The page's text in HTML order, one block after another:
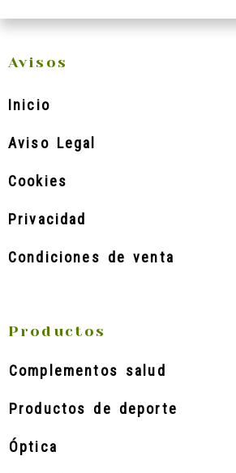
Avisos
Inicio
Aviso Legal
Cookies
Privacidad
Condiciones de venta
Productos
Complementos salud
Productos de deporte
Óptica